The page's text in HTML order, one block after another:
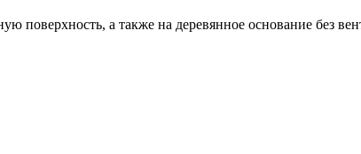
поверхность, а также на деревянное основание без